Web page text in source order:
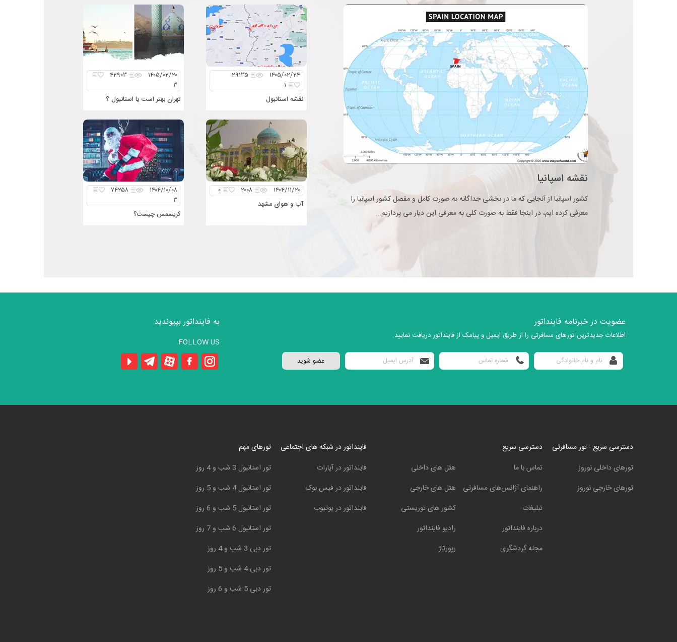
نقشه اسپانیا
کشور اسپانیا از آنجایی که ما در بخشی جداگانه به صورت کامل و مفصل کشور اسپانیا را
معرفی کرده ایم، در اینجا فقط به صورت کلی به معرفی این دیار می پردازیم...
۱۴۰۵/۰۲/۲۴
۲۹۱۳۵
۱
نقشه استانبول
۱۴۰۵/۰۲/۲۰
۴۲۹۰۳
۳
تهران بهتر است یا استانبول ؟
۱۴۰۴/۱۱/۲۰ ۲۰۰۸
۰
آب و هوای مشهد
۱۴۰۴/۱۰/۰۸
۷۴۲۵۸
۳
کریسمس چیست؟
عضویت در خبرنامه فاینداتور
اطلاعات جدیدترین تورهای مسافرتی را از طریق ایمیل و پیامک از فاینداتور دریافت نمایید.
به فاینداتور بپیوندید
FOLLOW US
دسترسی سریع - تور مسافرتی
تورهای داخلی نوروز
تورهای خارجی نوروز
دسترسی سریع
تماس با ما
راهنمای آژانس‌های مسافرتی
تبلیغات
درباره فاینداتور
مجله گردشگری
هتل های داخلی
هتل های خارجی
کشور های توریستی
رادیو فاینداتور
رپورتاژ
فاینداتور در شبکه های اجتماعی
فاینداتور در آپارات
فاینداتور در فیس بوک
فاینداتور در یوتیوب
تورهای مهم
تور استانبول 3 شب و 4 روز
تور استانبول 4 شب و 5 روز
تور استانبول 5 شب و 6 روز
تور استانبول 6 شب و 7 روز
تور دبی 3 شب و 4 روز
تور دبی 4 شب و 5 روز
تور دبی 5 شب و 6 روز